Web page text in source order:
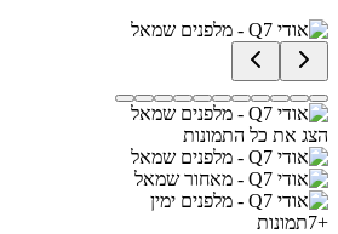
הצג את כל התמונות
+
7תמונות